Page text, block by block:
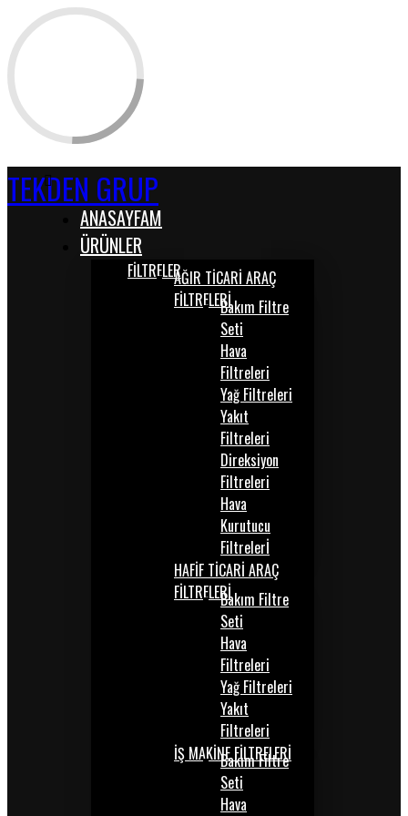
TEKDEN GRUP
ANASAYFAM
ÜRÜNLER
FİLTRELERAĞIR TİCARİ ARAÇ
FİLTRELERİBakım Filtre
Seti
Hava
Filtreleri
Yağ Filtreleri
Yakıt
Filtreleri
Direksiyon
Filtreleri
Hava
Kurutucu
Filtrelerİ
HAFİF TİCARİ ARAÇ
FİLTRELERİBakım Filtre
Seti
Hava
Filtreleri
Yağ Filtreleri
Yakıt
Filtreleri
İŞ MAKİNE FİLTRELERİ
Bakım Filtre
Seti
Hava